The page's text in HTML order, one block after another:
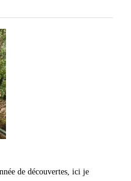
de découvertes, ici je